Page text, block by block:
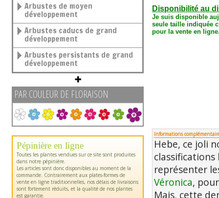
Arbustes de moyen
développement
Arbustes caducs de grand
développement
Arbustes persistants de grand
développement
PAR COULEUR DE FLORAISON
Pépinière en ligne
Toutes les plantes vendues sur ce site sont produites
dans notre pépinière.
Les articles sont donc disponibles au moment de la
commande. Contrairement aux plates-formes de
vente en ligne traditionnelles, nos délais de livraisons
sont fortement réduits, et la qualité de nos plantes
est garantie.
Disponibilité au
Je suis disponible
seule taille indiquée
pour la vente en
Informations
Hebe, ce joli
représenter
Véronica,
Mais, cette